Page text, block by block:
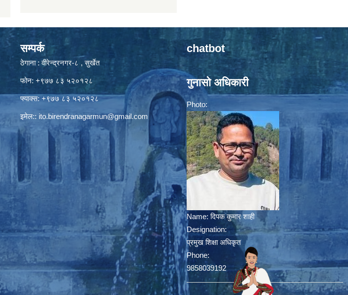
सम्पर्क
ठेगाना : वीरेन्द्रनगर-८ , सुर्खेत
फोन: +९७७ ८३ ५२०१२८
फ्याक्स: +९७७ ८३ ५२०१२८
इमेल:: ito.birendranagarmun@gmail.com
chatbot
गुनासो अधिकारी
Photo:
Name:दिपक कुमार शाही
Designation:
प्रमुख शिक्षा अधिकृत
Phone:
9858039192